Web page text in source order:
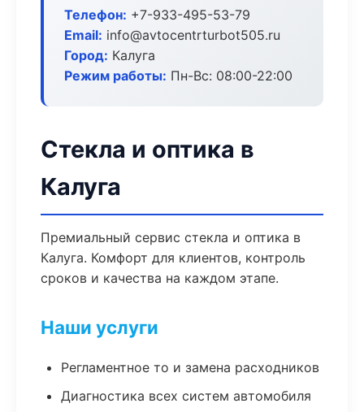
Телефон: +7-933-495-53-79
Email: info@avtocentrturbot505.ru
Город: Калуга
Режим работы: Пн-Вс: 08:00-22:00
Стекла и оптика в
Калуга
Премиальный сервис стекла и оптика в
Калуга. Комфорт для клиентов, контроль
сроков и качества на каждом этапе.
Наши услуги
Регламентное то и замена расходников
Диагностика всех систем автомобиля